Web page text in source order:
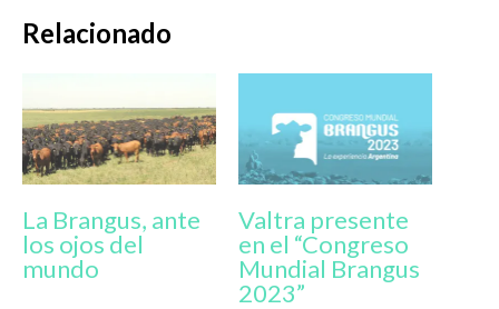
Relacionado
La Brangus, ante
los ojos del
mundo
Valtra presente
en el “Congreso
Mundial Brangus
2023”